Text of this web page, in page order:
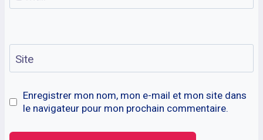
Site
Enregistrer mon nom, mon e-mail et mon site dans
le navigateur pour mon prochain commentaire.